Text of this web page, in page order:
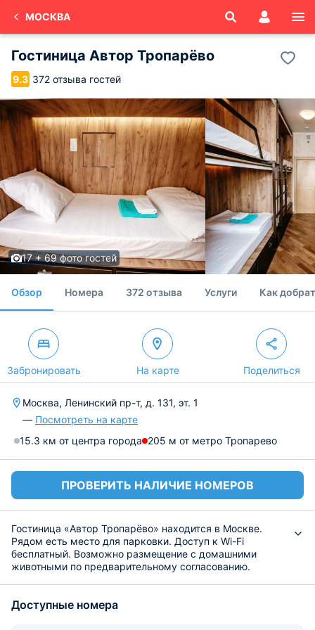
МОСКВА
Гостиница Автор Тропарёво
9.3 372 отзыва гостей
17 + 69 фото гостей
Обзор Номера 372 отзыва Услуги Как
Забронировать На карте Поделиться
Москва, Ленинский пр-т, д. 131, эт. 1
— Посмотреть на карте
15.3 км от центра города 205 м от метро Тропарево
ПРОВЕРИТЬ НАЛИЧИЕ НОМЕРОВ
Гостиница «Автор Тропарёво» находится в Москве.
Рядом есть место для парковки. Доступ к Wi-Fi
бесплатный. Возможно размещение с домашними
животными по предварительному согласованию.
В номерах возможно размещение в общих номерах для
Доступные номера